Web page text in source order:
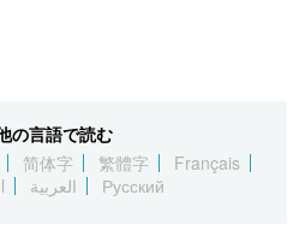
العربية お知らせ
の言語で読む
简体字 繁體字
Français
العربية Русский